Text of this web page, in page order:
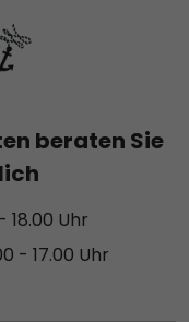
beraten Sie
18.00 Uhr
- 17.00 Uhr